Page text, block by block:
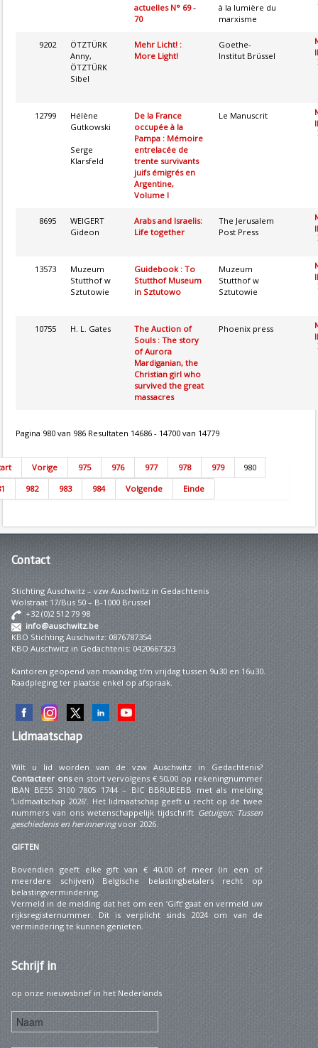
actuelles N° 69 -
70
à la lumière du
marxisme
9202
ÖTZTÜRK
Anny,
ÖTZTÜRK
Sibel
Mehr Licht! :
More Light!
Goethe-
Institut Brüssel
12799
Hélène
Gutkowski
Serge
Klarsfeld
De la France
occupée à la
Pampa : Mémoire
entrelacée de
trente survivants
juifs émigrés en
Argentine,
Volume I
Le Manuscrit
8695
WEIGERT
Gideon
Arabs and Israelis:
Life together
The Jerusalem
Post Press
13573
Muzeum
Stutthof w
Sztutowie
Guidebook : To
Stutthof Museum
in Sztutowo
Muzeum
Stutthof w
Sztutowie
10755 H. L. Gates
The Auction of
Souls : The story
of Aurora
Mardiganian, the
Christian girl who
survived the great
massacres
Phoenix press
Pagina 980 van 986 Resultaten 14686 - 14700 van 14779
Vorige 975 976 977 978 979
980
982 983 984 Volgende Einde
Contact
Stichting Auschwitz – vzw Auschwitz in Gedachtenis
Wolstraat 17/Bus 50 – B-1000 Brussel
+32 (0)2 512 79 98
info@auschwitz.be
KBO Stichting Auschwitz: 0876787354
KBO Auschwitz in Gedachtenis: 0420667323
Kantoren geopend van maandag t/m vrijdag tussen 9u30 en 16u30.
Raadpleging ter plaatse enkel op afspraak.
Lidmaatschap
Wilt u lid worden van de vzw Auschwitz in Gedachtenis?
Contacteer onsen stort vervolgens € 50,00 op rekeningnummer
IBAN BE55 3100 7805 1744 – BIC BBRUBEBB met als melding
‘Lidmaatschap 2026’. Het lidmaatschap geeft u recht op de twee
nummers van ons wetenschappelijk tijdschrift Getuigen: Tussen
geschiedenis en herinneringvoor 2026.
GIFTEN
Bovendien geeft elke gift van € 40,00 of meer (in een of
meerdere schijven) Belgische belastingbetalers recht op
belastingvermindering.
Vermeld in de melding dat het om een ‘Gift’ gaat en vermeld uw
rijksregisternummer. Dit is verplicht sinds 2024 om van de
vermindering te kunnen genieten.
Schrijfin
op onze nieuwsbrief in het Nederlands